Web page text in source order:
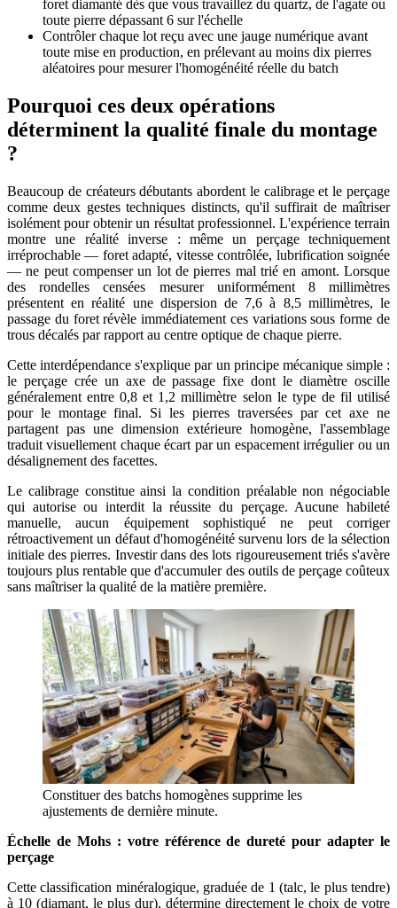
foret diamanté dès que vous travaillez du quartz, de l'agate ou
toute pierre dépassant 6 sur l'échelle
Contrôler chaque lot reçu avec une jauge numérique avant
toute mise en production, en prélevant au moins dix pierres
aléatoires pour mesurer l'homogénéité réelle du batch
Pourquoi ces deux opérations
déterminent la qualité finale du montage
?
Beaucoup de créateurs débutants abordent le calibrage et le perçage
comme deux gestes techniques distincts, qu'il suffirait de maîtriser
isolément pour obtenir un résultat professionnel. L'expérience terrain
montre une réalité inverse : même un perçage techniquement
irréprochable — foret adapté, vitesse contrôlée, lubrification soignée
— ne peut compenser un lot de pierres mal trié en amont. Lorsque
des rondelles censées mesurer uniformément 8 millimètres
présentent en réalité une dispersion de 7,6 à 8,5 millimètres, le
passage du foret révèle immédiatement ces variations sous forme de
trous décalés par rapport au centre optique de chaque pierre.
Cette interdépendance s'explique par un principe mécanique simple :
le perçage crée un axe de passage fixe dont le diamètre oscille
généralement entre 0,8 et 1,2 millimètre selon le type de fil utilisé
pour le montage final. Si les pierres traversées par cet axe ne
partagent pas une dimension extérieure homogène, l'assemblage
traduit visuellement chaque écart par un espacement irrégulier ou un
désalignement des facettes.
Le calibrage constitue ainsi la condition préalable non négociable
qui autorise ou interdit la réussite du perçage. Aucune habileté
manuelle, aucun équipement sophistiqué ne peut corriger
rétroactivement un défaut d'homogénéité survenu lors de la sélection
initiale des pierres. Investir dans des lots rigoureusement triés s'avère
toujours plus rentable que d'accumuler des outils de perçage coûteux
sans maîtriser la qualité de la matière première.
Constituer des batchs homogènes supprime les
ajustements de dernière minute.
Échelle de Mohs : votre référence de dureté pour adapter le
perçage
Cette classification minéralogique, graduée de 1 (talc, le plus tendre)
à 10 (diamant, le plus dur), détermine directement le choix de votre